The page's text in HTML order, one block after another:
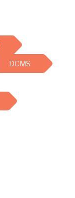
DCMS